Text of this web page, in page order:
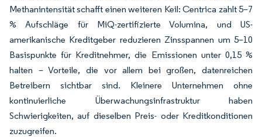
Methanintensität schafft einen weiteren Keil: Centrica zahlt 5–7
% Aufschläge für MiQ-zertifizierte Volumina, und US-
amerikanische Kreditgeber reduzieren Zinsspannen um 5–10
Basispunkte für Kreditnehmer, die Emissionen unter 0,15 %
halten – Vorteile, die vor allem bei großen, datenreichen
Betreibern sichtbar sind. Kleinere Unternehmen ohne
kontinuierliche Überwachungsinfrastruktur haben
Schwierigkeiten, auf dieselben Preis- oder Kreditkonditionen
zuzugreifen.